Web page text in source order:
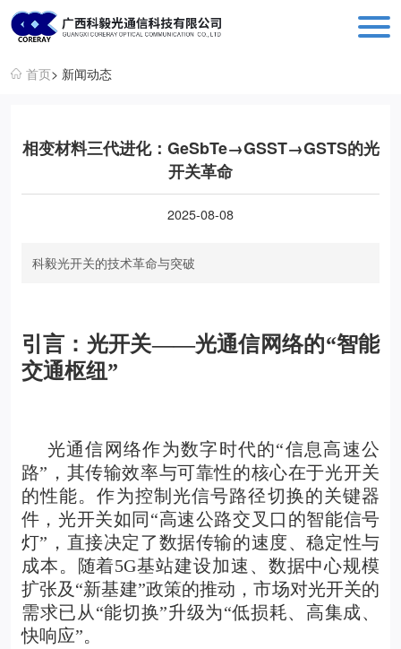
科毅光通信 - 光开关器件与设备生产销售厂商
首页> 新闻动态
相变材料三代进化：GeSbTe→GSST→GSTS的光
开关革命
2025-08-08
科毅光开关的技术革命与突破
引言： 光开关——光通信网络的“智能
交通枢纽”
光通信网络作为数字时代的“信息高速公
路”，其传输效率与可靠性的核心在于光开关
的性能。作为控制光信号路径切换的关键器
件，光开关如同“高速公路交叉口的智能信号
灯”，直接决定了数据传输的速度、稳定性与
成本。随着5G基站建设加速、数据中心规模
扩张及“新基建”政策的推动，市场对光开关的
需求已从“能切换”升级为“低损耗、高集成、
快响应”。